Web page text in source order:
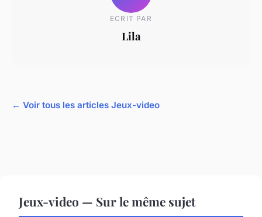
ECRIT PAR
Lila
← Voir tous les articles Jeux-video
Jeux-video — Sur le même sujet